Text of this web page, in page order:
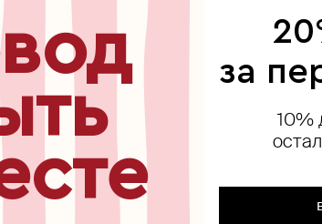
exclusive
за
10%